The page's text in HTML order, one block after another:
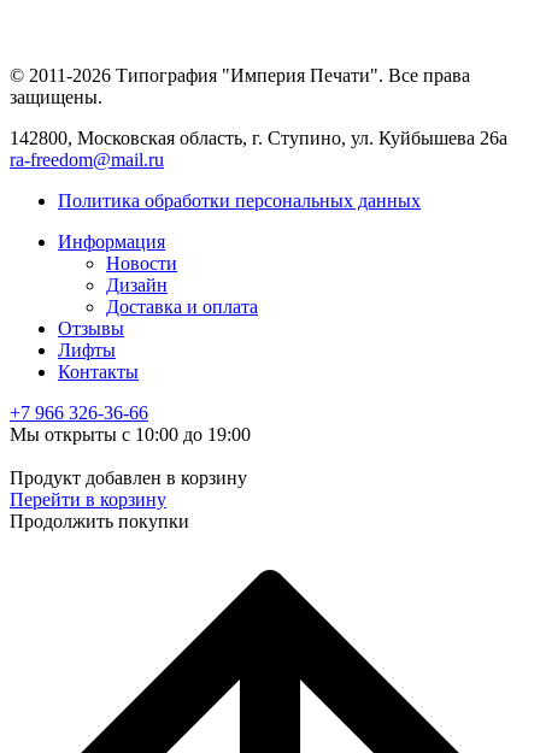
© 2011-2026 Типография "Империя Печати". Все права
защищены.
142800, Московская область, г. Ступино, ул. Куйбышева 26а
ra-freedom@mail.ru
Политика обработки персональных данных
Информация
Новости
Дизайн
Доставка и оплата
Отзывы
Лифты
Контакты
+7 966 326-36-66
Мы открыты с 10:00 до 19:00
Продукт добавлен в корзину
Перейти в корзину
Продолжить покупки